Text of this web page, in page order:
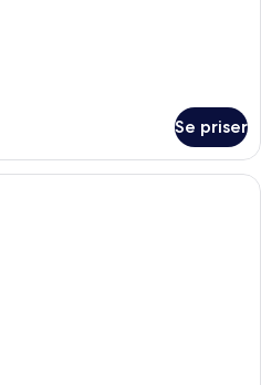
Se priser
Et moderne køkken med